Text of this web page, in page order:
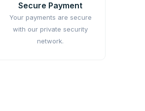
Secure Payment
Your payments are secure
with our private security
network.